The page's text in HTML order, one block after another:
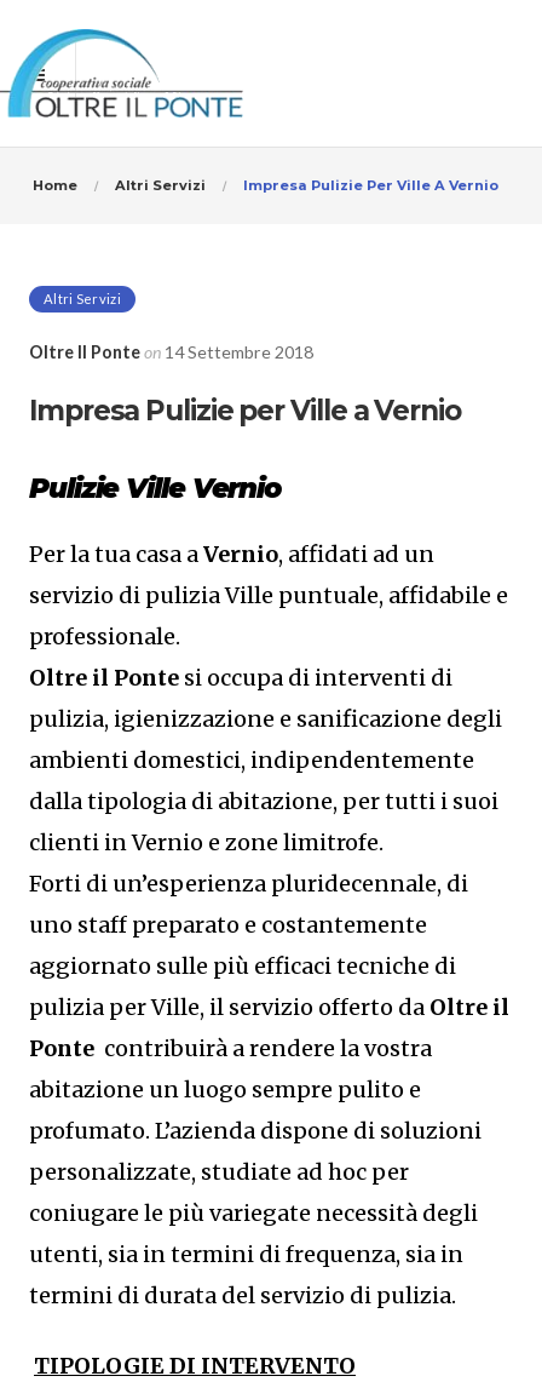
Home Altri Servizi Impresa Pulizie Per Ville A Vernio
Altri Servizi
Oltre Il Ponteon 14 Settembre 2018
Impresa Pulizie per Ville a Vernio
Pulizie Ville Vernio
Per la tua casa aVernio, affidati ad un
servizio di pulizia Ville puntuale, affidabile e
professionale.
Oltre il Ponte si occupa di interventi di
pulizia, igienizzazione e sanificazione degli
ambienti domestici, indipendentemente
dalla tipologia di abitazione, per tutti i suoi
clienti in Vernio e zone limitrofe.
Forti di un’esperienza pluridecennale, di
uno staff preparato e costantemente
aggiornato sulle più efficaci tecniche di
pulizia per Ville, il servizio offerto da Oltre il
Ponte contribuirà a rendere la vostra
abitazione un luogo sempre pulito e
profumato. L’azienda dispone di soluzioni
personalizzate, studiate ad hoc per
coniugare le più variegate necessità degli
utenti, sia in termini di frequenza, sia in
termini di durata del servizio di pulizia.
TIPOLOGIE DI INTERVENTO